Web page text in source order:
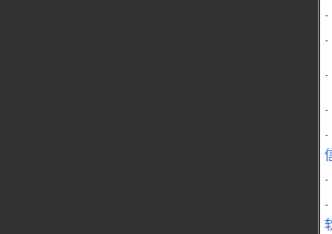
·
·
·
·
·
·
·